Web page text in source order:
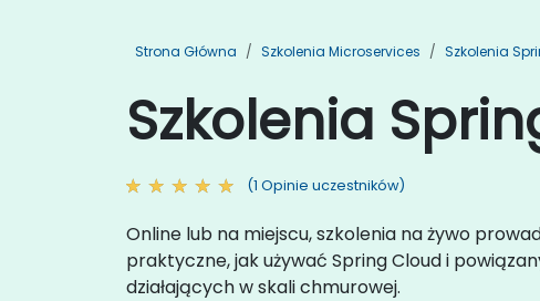
Strona Główna Szkolenia Microservices Szkolenia
Szkolenia
(1 Opinie uczestników)
Online lub na miejscu, szkolenia na żywo
praktyczne, jak używać Spring Cloud i
działających w skali chmurowej.